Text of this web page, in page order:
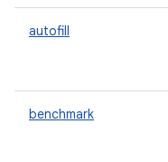
autofill
benchmark